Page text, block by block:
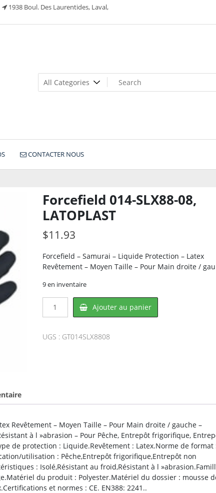
1938 Boul. Des Laurentides, Laval,
CONTACTER NOUS
Forcefield 014-SLX88-08,
LATOPLAST
$11.93
Forcefield – Samurai – Liquide Protection – Latex
Revêtement – Moyen Taille – Pour Main droite / gau
9 en inventaire
014-
Ajouter au panier
UGS : GT014SLX8808
Revêtement – Moyen Taille – Pour Main droite / gauche –
à l »abrasion – Pour Pêche, Entrepôt frigorifique,
de protection : Liquide.Revêtement : Latex.Norme de format
utilisation : Pêche,Entrepôt frigorifique,Entrepôt non
: Isolé,Résistant au froid,Résistant à l
du produit : Polyester.Matériel du dossier : mousse
et normes : CE. EN388: 2241..